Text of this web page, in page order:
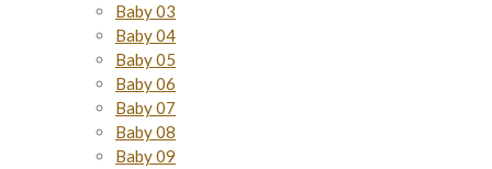
Baby 03
Baby 04
Baby 05
Baby 06
Baby 07
Baby 08
Baby 09